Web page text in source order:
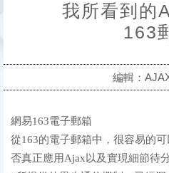
我所看到的
163
編輯：
網易163電子郵箱
從163的電子郵箱中，很容易的
否真正應用Ajax以及實現細節待